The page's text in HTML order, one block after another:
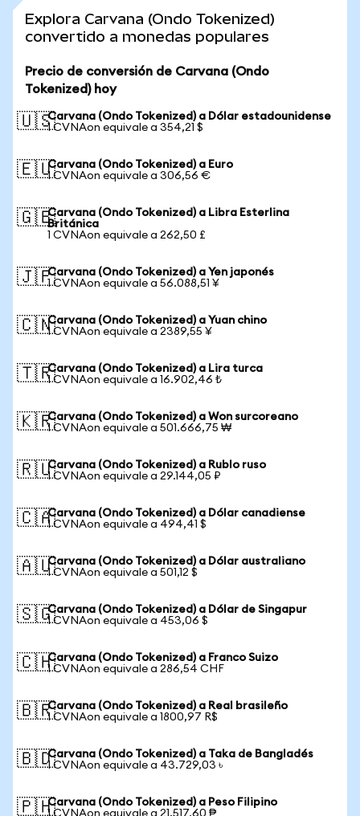
Explora Carvana (Ondo Tokenized)
convertido a monedas populares
Precio de conversión de Carvana (Ondo
Tokenized) hoy
🇺🇸Carvana (Ondo Tokenized) a Dólar estadounidense
1 CVNAon equivale a 354,21 $
🇪🇺Carvana (Ondo Tokenized) a Euro
1 CVNAon equivale a 306,56 €
🇬🇧Carvana (Ondo Tokenized) a Libra Esterlina
Británica
1 CVNAon equivale a 262,50 £
🇯🇵Carvana (Ondo Tokenized) a Yen japonés
1 CVNAon equivale a 56.088,51 ¥
🇨🇳Carvana (Ondo Tokenized) a Yuan chino
1 CVNAon equivale a 2389,55 ¥
🇹🇷Carvana (Ondo Tokenized) a Lira turca
1 CVNAon equivale a 16.902,46 ₺
🇰🇷Carvana (Ondo Tokenized) a Won surcoreano
1 CVNAon equivale a 501.666,75 ₩
🇷🇺Carvana (Ondo Tokenized) a Rublo ruso
1 CVNAon equivale a 29.144,05 ₽
🇨🇦Carvana (Ondo Tokenized) a Dólar canadiense
1 CVNAon equivale a 494,41 $
🇦🇺Carvana (Ondo Tokenized) a Dólar australiano
1 CVNAon equivale a 501,12 $
🇸🇬Carvana (Ondo Tokenized) a Dólar de Singapur
1 CVNAon equivale a 453,06 $
🇨🇭Carvana (Ondo Tokenized) a Franco Suizo
1 CVNAon equivale a 286,54 CHF
🇧🇷Carvana (Ondo Tokenized) a Real brasileño
1 CVNAon equivale a 1800,97 R$
🇧🇩Carvana (Ondo Tokenized) a Taka de Bangladés
1 CVNAon equivale a 43.729,03 ৳
🇵🇭Carvana (Ondo Tokenized) a Peso Filipino
1 CVNAon equivale a 21.517,60 ₱